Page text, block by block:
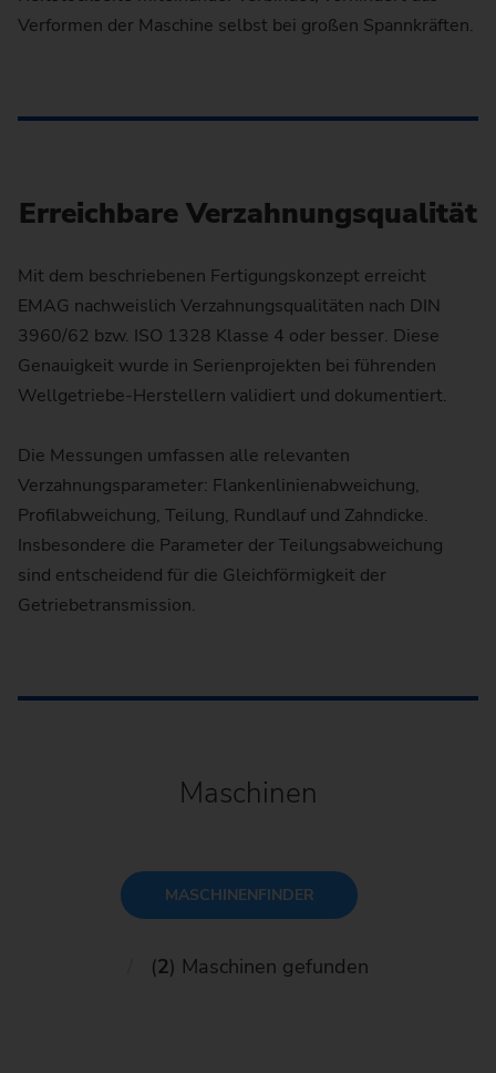
Verformen der Maschine selbst bei großen Spannkräften.
Erreichbare Verzahnungsqualität
Mit dem beschriebenen Fertigungskonzept erreicht
EMAG nachweislich Verzahnungsqualitäten nach DIN
3960/62 bzw. ISO 1328 Klasse 4 oder besser. Diese
Genauigkeit wurde in Serienprojekten bei führenden
Wellgetriebe-Herstellern validiert und dokumentiert.
Die Messungen umfassen alle relevanten
Verzahnungsparameter: Flankenlinienabweichung,
Profilabweichung, Teilung, Rundlauf und Zahndicke.
Insbesondere die Parameter der Teilungsabweichung
sind entscheidend für die Gleichförmigkeit der
Getriebetransmission.
Maschinen
MASCHINENFINDER
(2) Maschinen gefunden